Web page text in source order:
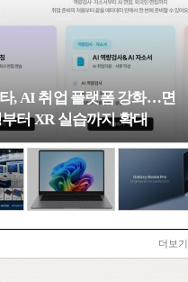
, AI 취업 플랫폼 강화…면
터 XR 실습까지 확대
더보기